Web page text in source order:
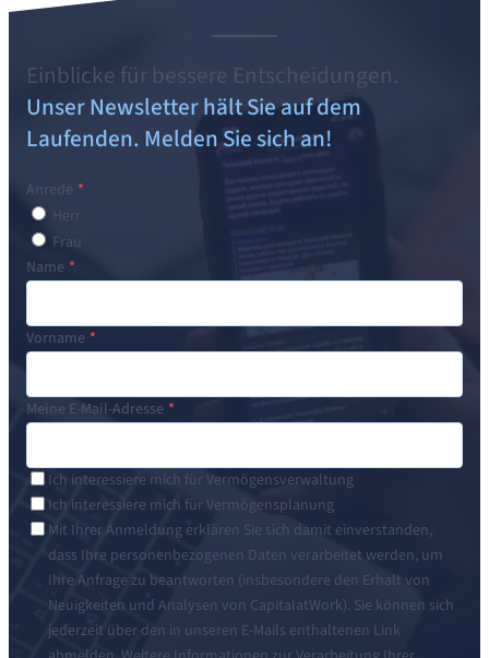
Einblicke für bessere Entscheidungen.
Unser Newsletter hält Sie auf dem
Laufenden. Melden Sie sich an!
Anrede
Herr
Frau
Name
Vorname
Meine E-Mail-Adresse
Ich interessiere mich für Vermögensverwaltung
Ich interessiere mich für Vermögensplanung
Mit Ihrer Anmeldung erklären Sie sich damit einverstanden,
dass Ihre personenbezogenen Daten verarbeitet werden, um
Ihre Anfrage zu beantworten (insbesondere den Erhalt von
Neuigkeiten und Analysen von CapitalatWork). Sie können sich
jederzeit über den in unseren E-Mails enthaltenen Link